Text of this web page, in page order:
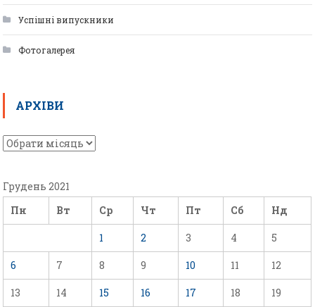
Успішні випускники
Фотогалерея
АРХІВИ
Грудень 2021
Пн
Вт Ср Чт Пт Сб Нд
1 2 3 4 5
6 7 8 9 10 11 12
13 14 15 16 17 18 19